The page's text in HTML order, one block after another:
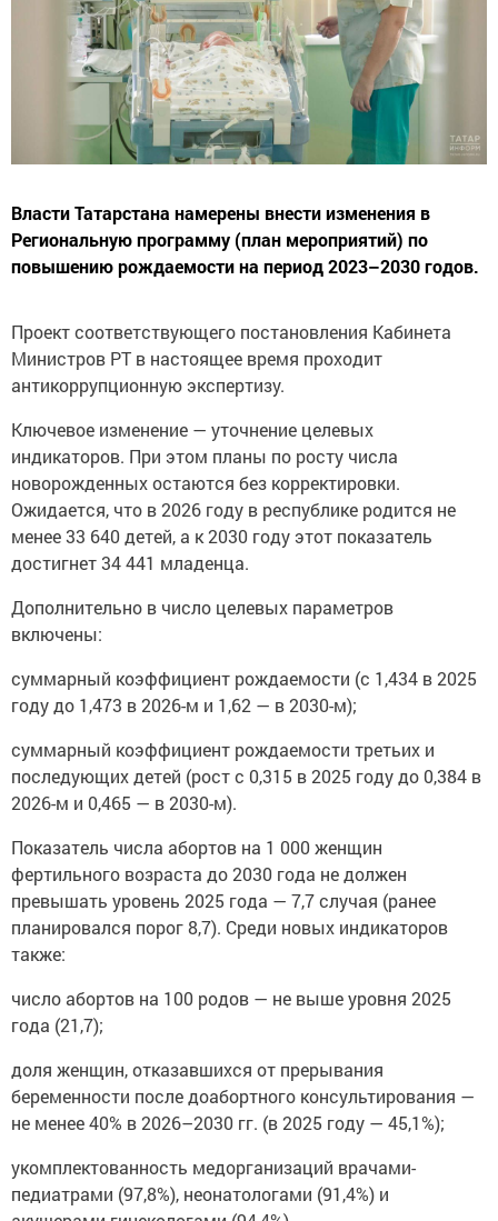
Власти Татарстана намерены внести изменения в
Региональную программу (план мероприятий) по
повышению рождаемости на период 2023–2030 годов.
Проект соответствующего постановления Кабинета
Министров РТ в настоящее время проходит
антикоррупционную экспертизу.
Ключевое изменение — уточнение целевых
индикаторов. При этом планы по росту числа
новорожденных остаются без корректировки.
Ожидается, что в 2026 году в республике родится не
менее 33 640 детей, а к 2030 году этот показатель
достигнет 34 441 младенца.
Дополнительно в число целевых параметров
включены:
суммарный коэффициент рождаемости (с 1,434 в 2025
году до 1,473 в 2026-м и 1,62 — в 2030-м);
суммарный коэффициент рождаемости третьих и
последующих детей (рост с 0,315 в 2025 году до 0,384 в
2026-м и 0,465 — в 2030-м).
Показатель числа абортов на 1 000 женщин
фертильного возраста до 2030 года не должен
превышать уровень 2025 года — 7,7 случая (ранее
планировался порог 8,7). Среди новых индикаторов
также:
число абортов на 100 родов — не выше уровня 2025
года (21,7);
доля женщин, отказавшихся от прерывания
беременности после доабортного консультирования —
не менее 40% в 2026–2030 гг. (в 2025 году — 45,1%);
укомплектованность медорганизаций врачами-
педиатрами (97,8%), неонатологами (91,4%) и